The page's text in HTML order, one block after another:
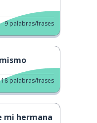
9 palabras/frases
18 palabras/frases
mi hermana